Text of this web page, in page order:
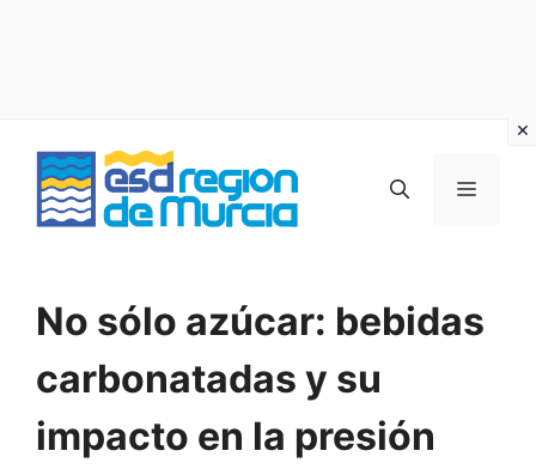
contenuto
MENU
No sólo azúcar: bebidas
carbonatadas y su
impacto en la presión